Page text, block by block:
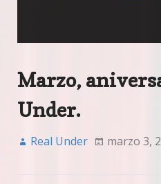
Marzo,
Under.
Real Under marzo 3,